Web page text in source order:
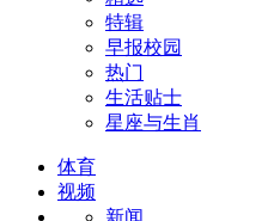
特辑
早报校园
热门
生活贴士
星座与生肖
体育
视频
新闻